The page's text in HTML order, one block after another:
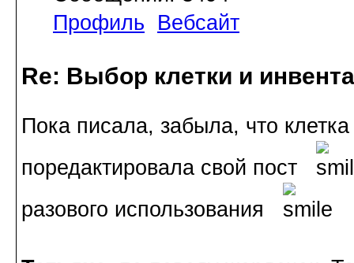
Профиль
Вебсайт
Re: Выбор клетки и
Пока писала, забыла, что
поредактировала свой пост
разового использования